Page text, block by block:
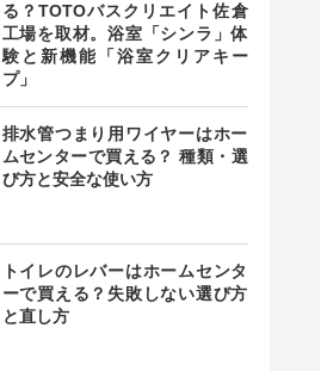
る？TOTOバスクリエイト佐倉
工場を取材。浴室「シンラ」体
験と新機能「浴室クリアキー
プ」
排水管つまり用ワイヤーはホー
ムセンターで買える？ 種類・選
び方と安全な使い方
トイレのレバーはホームセンタ
ーで買える？失敗しない選び方
と直し方